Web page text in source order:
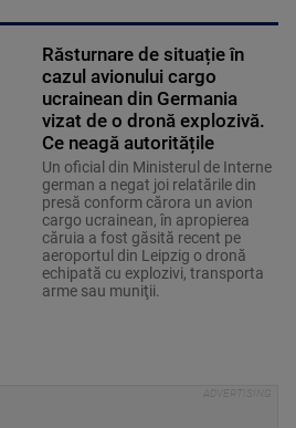
Răsturnare de situație în
cazul avionului cargo
ucrainean din Germania
vizat de o dronă explozivă.
Ce neagă autoritățile
Un oficial din Ministerul de Interne
german a negat joi relatările din
presă conform cărora un avion
cargo ucrainean, în apropierea
căruia a fost găsită recent pe
aeroportul din Leipzig o dronă
echipată cu explozivi, transporta
arme sau muniţii.